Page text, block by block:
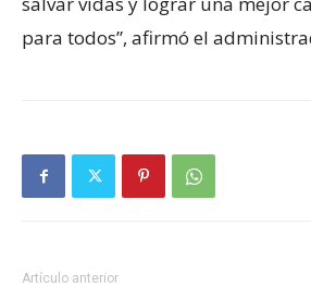
para todos”, afirmó el
Artículo anterior